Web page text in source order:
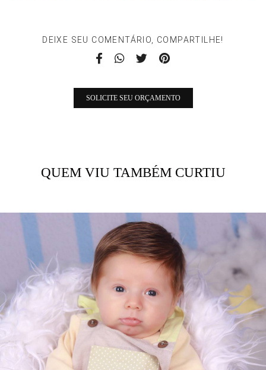
DEIXE SEU COMENTÁRIO, COMPARTILHE!
SOLICITE SEU ORÇAMENTO
QUEM VIU TAMBÉM CURTIU